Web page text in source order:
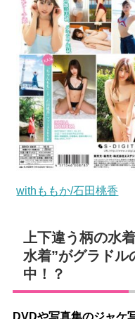
withももか/石田桃香
上下違う柄の水
水着”がグラドル
中！？